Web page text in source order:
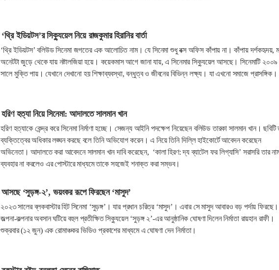
‘থ্রি ইডিয়টস’র সিক্যুয়েল নিয়ে রাজকুমার হিরানির বার্তা
‘থ্রি ইডিয়টস’ বলিউড সিনেমা জগতের এক আলোচিত নাম। যে সিনেমা শুধু বক্স অফিস কাঁপায় না। কাঁপায় দর্শকহৃদয়,
অনেটটা জুড়ে থেকে যায় নষ্টালজিয়া হয়ে। কয়েকমাস আগে জানা যায়, এ সিনেমার সিক্যুয়েল আসছে। সিনেমাটি ২০০৯
সালে মুক্তি পায়। যেখানে দেখানো হয় শিক্ষাব্যবস্থা, বন্ধুত্ব ও জীবনের বিভিন্ন লক্ষ্য। যা এখনো সমাজে প্রাসঙ্গিক।
হরিণ হত্যা নিয়ে সিনেমা: আদালতে সালমান খান
হরিণ হত্যাকে কেন্দ্র করে সিনেমা নির্মাণা হচ্ছে। সেজন্য আইনি পদক্ষেপ নিয়েছেন বলিউড তারকা সালমান খান। ছবিটি
ব্যক্তিত্বের অধিকার লঙ্ঘন করছে বলে তিনি অভিযোগ করেন। এ নিয়ে তিনি দিল্লি হাইকোর্টে আবেদন করেছেন
অভিনেতা। আদালতে করা আবেদনে সালমান খান দাবি করেছেন, ‘কালা হিরণ: দ্য ব্যাটেল ফর লিগ্যাসি’ সরাসরি তার
ব্যবহার না করলেও এর পোস্টারে মাধ্যমে তাকে সহজেই শনাক্ত করা সম্ভব।
আসছে ‘সুড়ঙ্গ-২’, ভয়ংকর রূপে ফিরছেন ‘মাসুদ’
২০২৩ সালের ব্লকবাস্টার হিট সিনেমা ‘সুড়ঙ্গ’। যার প্রধান চরিত্র ‘মাসুদ’। এবার সে মাসুদ আবারও বড় পর্দায় ফিরছে।
জল্পনা-কল্পনার অবসান ঘটিয়ে বহুল প্রতীক্ষিত সিক্যুয়েল ‘সুড়ঙ্গ ২’-এর আনুষ্ঠানিক ঘোষণা দিলেন নির্মাতা রায়হান রাফী।
শুক্রবার (১২ জুন) এক রোমাঞ্চকর ভিডিও প্রকাশের মাধ্যমে এ ঘোষণা দেন নির্মাতা।